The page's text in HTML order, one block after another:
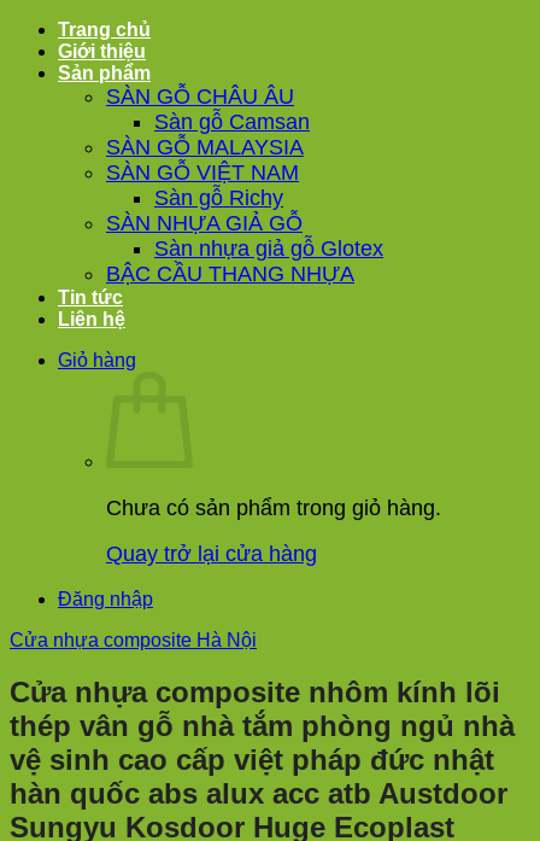
Trang chủ
Giới thiệu
Sản phẩm
SÀN GỖ CHÂU ÂU
Sàn gỗ Camsan
SÀN GỖ MALAYSIA
SÀN GỖ VIỆT NAM
Sàn gỗ Richy
SÀN NHỰA GIẢ GỖ
Sàn nhựa giả gỗ Glotex
BẬC CẦU THANG NHỰA
Tin tức
Liên hệ
Giỏ hàng
Chưa có sản phẩm trong giỏ hàng.
Quay trở lại cửa hàng
Đăng nhập
Cửa nhựa composite Hà Nội
Cửa nhựa composite nhôm kính lõi
thép vân gỗ nhà tắm phòng ngủ nhà
vệ sinh cao cấp việt pháp đức nhật
hàn quốc abs alux acc atb Austdoor
Sungyu Kosdoor Huge Ecoplast